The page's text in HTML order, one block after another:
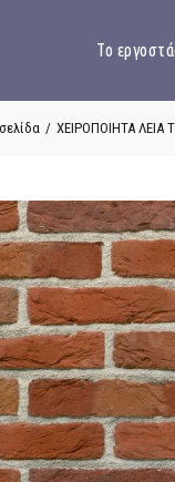
Το
ΧΕΙΡΟΠΟΙΗΤΑ ΛΕΙΑ